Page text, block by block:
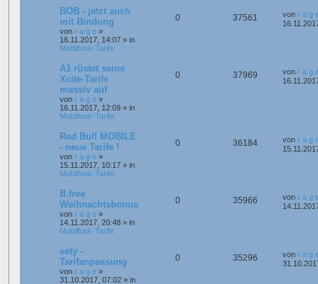
BOB - jetzt auch
mit Bindung
von r a g e »
16.11.2017, 14:07 » in
Mobilfunk-Tarife
0 37561 von r a g
A1 rüstet seine
Xcite-Tarife
massiv auf
von r a g e »
16.11.2017, 12:09 » in
Mobilfunk-Tarife
0 37969 von r a g
Red Bull MOBILE
- neue Tarife !
von r a g e »
15.11.2017, 10:17 » in
Mobilfunk-Tarife
0 36184 von r a g
B.free
Weihnachtsbonus
von r a g e »
14.11.2017, 20:48 » in
Mobilfunk-Tarife
0 35966 von r a g
eety -
Tarifanpassung
von r a g e »
31.10.2017, 07:02 » in
0 35296 von r a g